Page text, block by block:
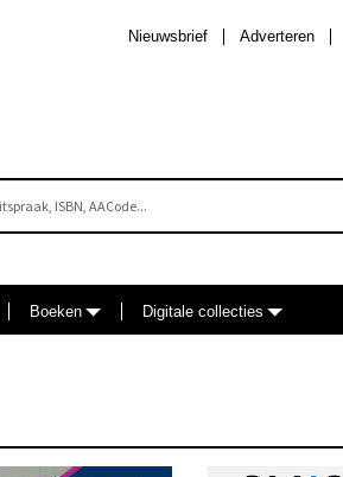
Adverteren
Nieuwsbrief
Boeken Digitale collecties